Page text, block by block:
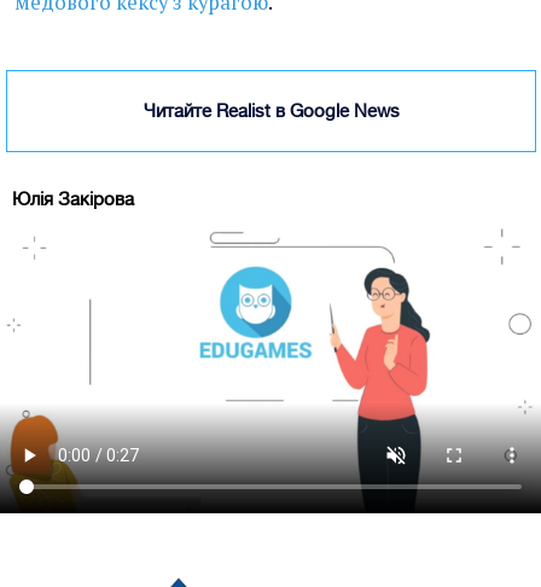
Читайте Realist в Google News
Юлія Закірова